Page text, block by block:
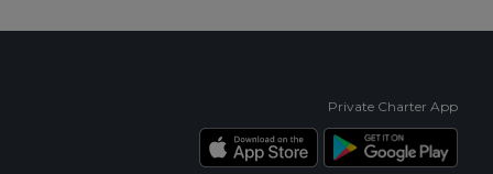
Private Charter App